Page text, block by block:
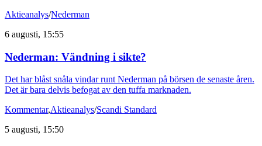
Aktieanalys/Nederman
6 augusti, 15:55
Nederman: Vändning i sikte?
Det har blåst snåla vindar runt Nederman på börsen de senaste åren.
Det är bara delvis befogat av den tuffa marknaden.
Kommentar,Aktieanalys/Scandi Standard
5 augusti, 15:50